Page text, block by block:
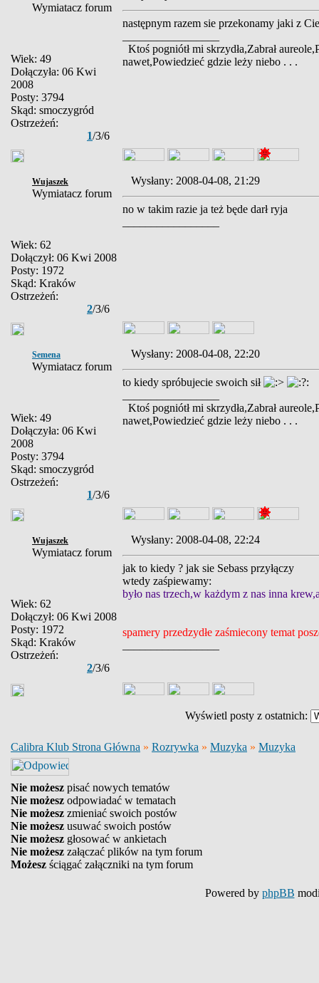
Wymiatacz forum
Wiek: 49
Dołączyła: 06 Kwi
2008
Posty: 3794
Skąd: smoczygród
Ostrzeżeń:
1/3/6
następnym razem sie przekonamy jaki z
Ktoś pogniótł mi skrzydła,Zabrał
nawet,Powiedzieć gdzie leży niebo . . .
Wujaszek
Wymiatacz forum
Wiek: 62
Dołączył: 06 Kwi 2008
Posty: 1972
Skąd: Kraków
Ostrzeżeń:
2/3/6
Wysłany: 2008-04-08, 21:29
no w takim razie ja też będe darł ryja
Semena
Wymiatacz forum
Wiek: 49
Dołączyła: 06 Kwi
2008
Posty: 3794
Skąd: smoczygród
Ostrzeżeń:
1/3/6
Wysłany: 2008-04-08, 22:20
to kiedy spróbujecie swoich sił
Ktoś pogniótł mi skrzydła,Zabrał
nawet,Powiedzieć gdzie leży niebo . . .
Wujaszek
Wymiatacz forum
Wiek: 62
Dołączył: 06 Kwi 2008
Posty: 1972
Skąd: Kraków
Ostrzeżeń:
2/3/6
Wysłany: 2008-04-08, 22:24
jak to kiedy ? jak sie Sebass przyłączy
wtedy zaśpiewamy:
było nas trzech,w każdym z nas inna
spamery przedzydłe zaśmiecony temat
Wyświetl posty z ostatnich:
Calibra Klub Strona Główna » Rozrywka » Muzyka » Muzyka
Nie możesz pisać nowych tematów
Nie możesz odpowiadać w tematach
Nie możesz zmieniać swoich postów
Nie możesz usuwać swoich postów
Nie możesz głosować w ankietach
Nie możesz załączać plików na tym forum
Możesz ściągać załączniki na tym forum
Powered by phpBB